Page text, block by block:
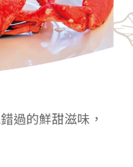
過的鮮甜滋味，